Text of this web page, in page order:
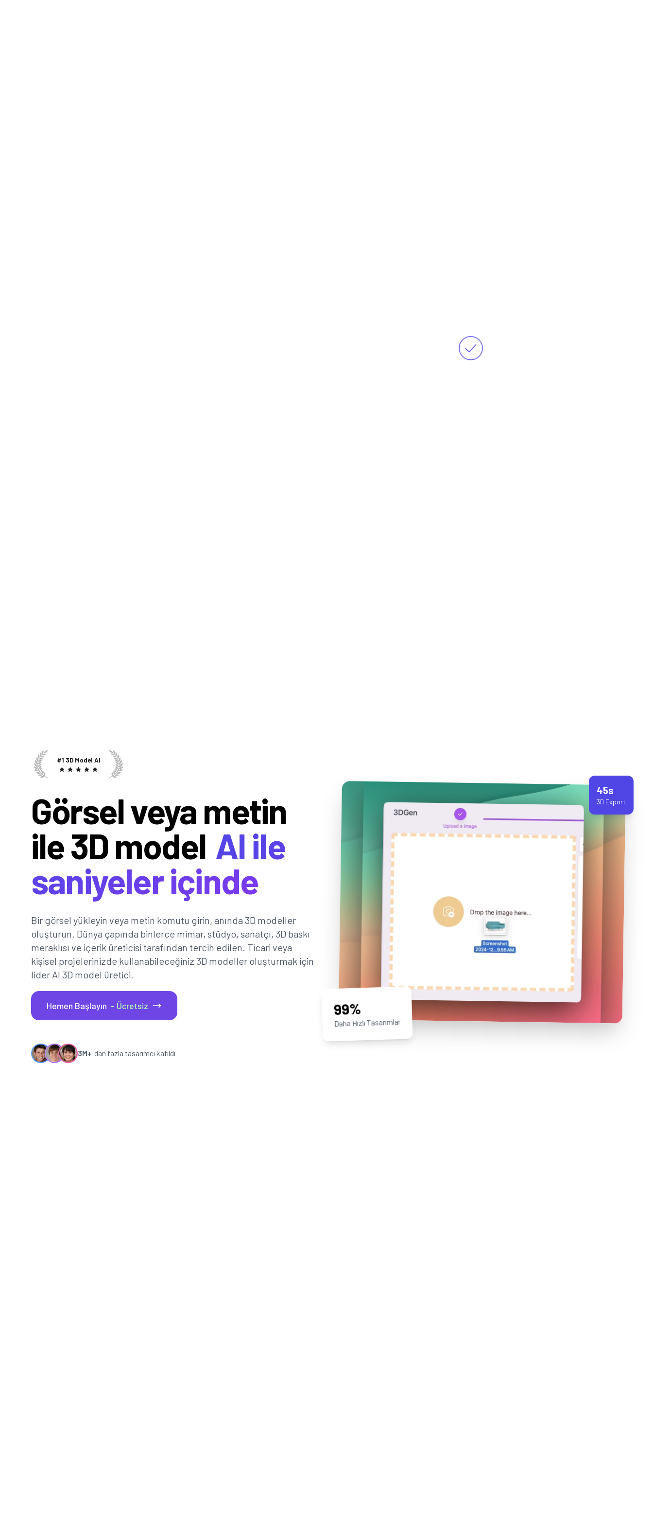
#1 3D Model AI
Görsel veya metin
ile 3D model AI ile
saniyeler içinde
Bir görsel yükleyin veya metin komutu girin, anında 3D modeller
oluşturun. Dünya çapında binlerce mimar, stüdyo, sanatçı, 3D baskı
meraklısı ve içerik üreticisi tarafından tercih edilen. Ticari veya
kişisel projelerinizde kullanabileceğiniz 3D modeller oluşturmak için
lider AI 3D model üretici.
Hemen Başlayın - Ücretsiz
3M+ 'dan fazla tasarımcı katıldı
99%
Daha Hızlı Tasarımlar
45s
3D Export